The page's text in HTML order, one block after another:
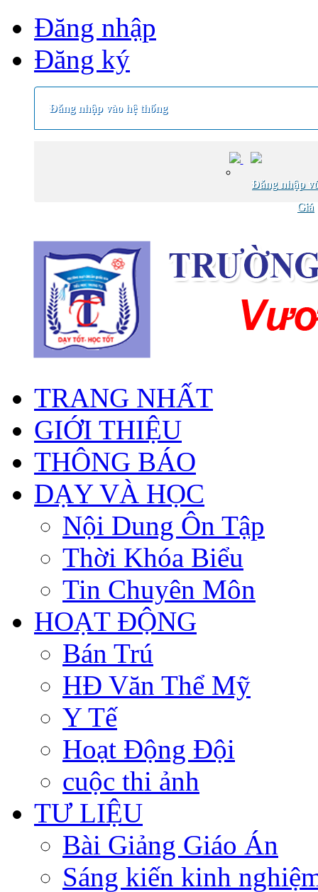
Đăng nhập
Đăng ký
Đăng nhập vào hệ thống
Đăng nhập
Giá
TRANG NHẤT
GIỚI THIỆU
THÔNG BÁO
DẠY VÀ HỌC
Nội Dung Ôn Tập
Thời Khóa Biểu
Tin Chuyên Môn
HOẠT ĐỘNG
Bán Trú
HĐ Văn Thể Mỹ
Y Tế
Hoạt Động Đội
cuộc thi ảnh
TƯ LIỆU
Bài Giảng Giáo Án
Sáng kiến kinh